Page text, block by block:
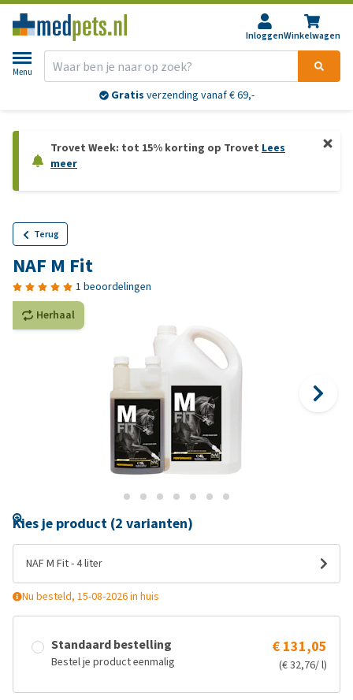
InloggenWinkelwagen
Menu
Gratis verzending vanaf € 69,-
Trovet Week: tot 15% korting op Trovet Lees
meer
Terug
NAF M Fit
1 beoordelingen
Herhaal
Kies je product (2 varianten)
NAF M Fit - 4 liter
Nu besteld, 15-08-2026 in huis
Standaard bestelling
Bestel je product eenmalig
€ 131,05
(€ 32,76/ l)